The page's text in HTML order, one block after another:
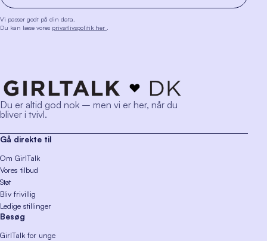
Vi passer godt på din data.
Du kan læse vores privatlivspolitik her
Du er altid god nok – men vi er her, når du
bliver i tvivl.
Gå direkte til
Om GirlTalk
Vores tilbud
Støt
Bliv frivillig
Ledige stillinger
Besøg
GirlTalk for unge